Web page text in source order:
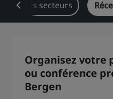
Park Plaza
Prize by Radisson
Consultez notre blog
tous les secteurs
Organisez votre
ou conférence
Bergen